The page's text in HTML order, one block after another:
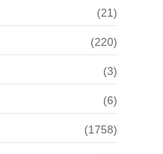
(21)
(220)
(3)
(6)
(1758)